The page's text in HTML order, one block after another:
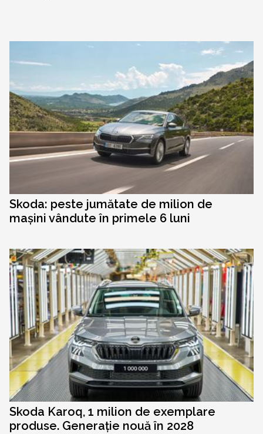
Skoda: peste jumătate de milion de
mașini vândute în primele 6 luni
Skoda Karoq, 1 milion de exemplare
produse. Generație nouă în 2028